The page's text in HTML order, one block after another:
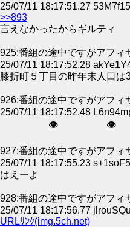
25/07/11 18:17:51.27
>>893
言えなかったからギルティ
925:番組の途中ですがアフィ
25/07/11 18:17:52.28
膝折町５丁目の昨年末人口は
926:番組の途中ですがアフィ
25/07/11 18:17:52.48
👁 👁 ＜お前
927:番組の途中ですがアフィ
25/07/11 18:17:55.23
はえーよ
928:番組の途中ですがアフィ
25/07/11 18:17:56.77
URLﾘﾝｸ(img.5ch.net)